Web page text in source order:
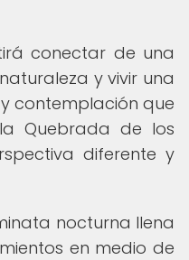
conectar de una
y vivir una
contemplación que
Quebrada de los
diferente y
nocturna llena
en medio de